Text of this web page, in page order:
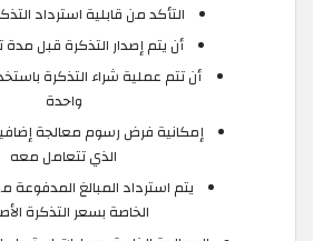
التأكد من قابلية استرداد
أن يتم إصدار التذكرة قبل مدة تزيد
أن تتم عملية شراء التذكرة
واحدة
إمكانية فرض رسوم معالجة
الذي تتعامل معه
يتم استرداد المبالغ المدفوعة
الخاصة بسعر التذكرة